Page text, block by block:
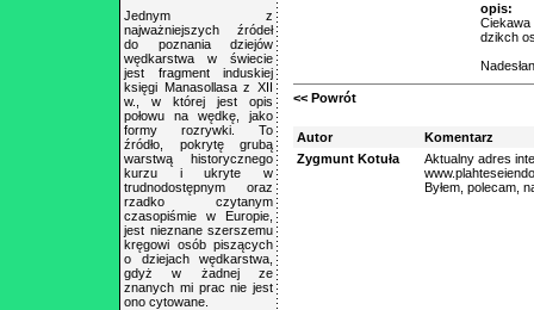
Jednym z
najważniejszych źródeł
do poznania dziejów
wędkarstwa w świecie
jest fragment induskiej
księgi Manasollasa z XII
w., w której jest opis
połowu na wędkę, jako
formy rozrywki. To
źródło, pokrytę grubą
warstwą historycznego
kurzu i ukryte w
trudnodostępnym oraz
rzadko czytanym
czasopiśmie w Europie,
jest nieznane szerszemu
kręgowi osób piszących
o dziejach wędkarstwa,
gdyż w żadnej ze
znanych mi prac nie jest
ono cytowane.
opis:
Ciekawa
dzikch
<< Powrót
Autor
Komentarz
Zygmunt Kotuła
Aktualny adres
Byłem, polecam,